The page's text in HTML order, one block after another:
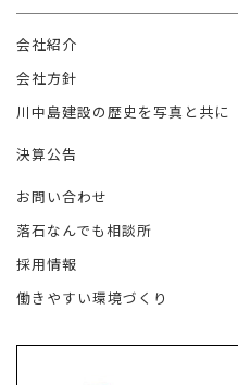
会社紹介
会社方針
川中島建設の歴史を写真と共に
決算公告
お問い合わせ
落石なんでも相談所
採用情報
働きやすい環境づくり